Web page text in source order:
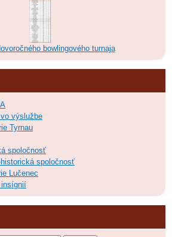
bowlingového turnaja
výslužbe
Tyrnau
spoločnosť
spoločnosť
Lučenec
insígnií